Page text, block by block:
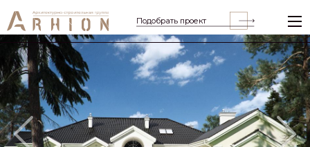
Подобрать проект
Previous